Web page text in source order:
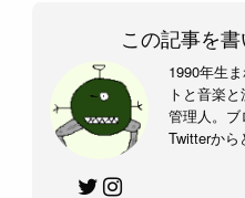
この記事を
1990年生
トと音楽
管理人。
Twitterから